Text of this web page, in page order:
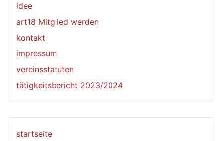
startseite
idee
art18 Mitglied werden
kontakt
impressum
vereinsstatuten
tätigkeitsbericht 2023/2024